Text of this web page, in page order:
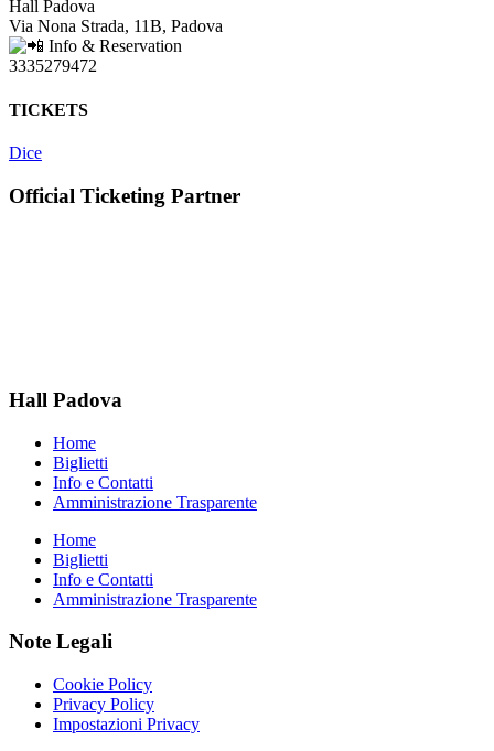
Hall Padova
Via Nona Strada, 11B, Padova
Info & Reservation
3335279472
TICKETS
Dice
Official Ticketing Partner
Hall Padova
Home
Biglietti
Info e Contatti
Amministrazione Trasparente
Home
Biglietti
Info e Contatti
Amministrazione Trasparente
Note Legali
Cookie Policy
Privacy Policy
Impostazioni Privacy